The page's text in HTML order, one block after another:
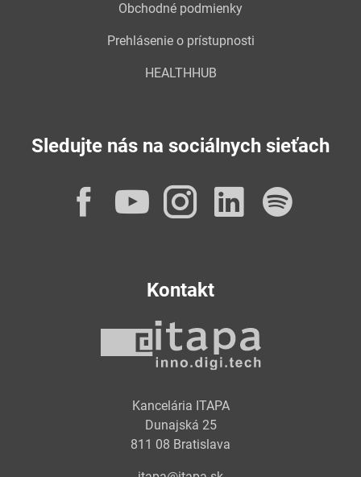
Obchodné podmienky
Prehlásenie o prístupnosti
HEALTHHUB
Sledujte nás na sociálnych sieťach
Facebook
YouTube
Instagram
Kontakt
Kancelária ITAPA
Dunajská 25
811 08 Bratislava